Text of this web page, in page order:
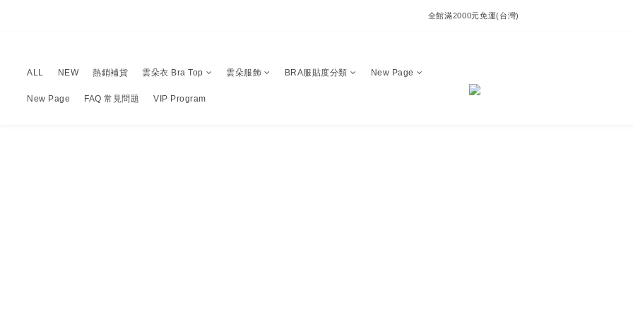
全館滿2000元免運(台灣)
ALL NEW 熱銷補貨 雲朵衣 Bra Top 雲朵服飾 BRA服貼度分類 New Page
New Page FAQ 常見問題 VIP Program